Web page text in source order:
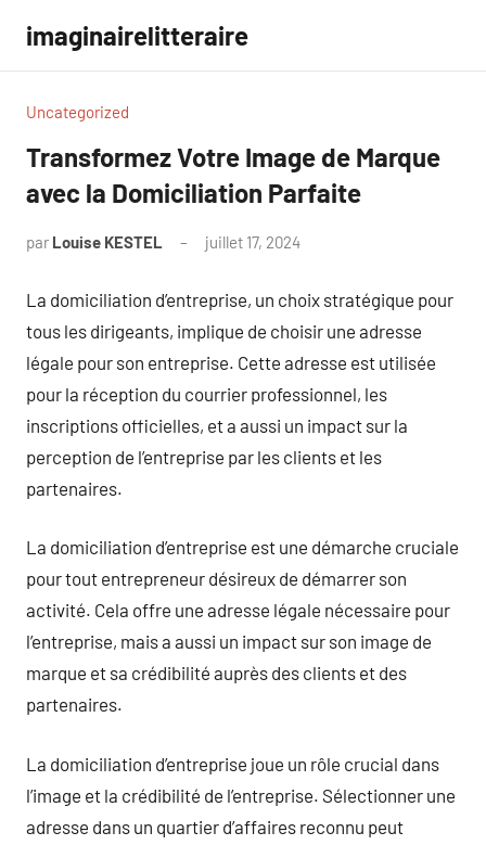
contenu
imaginairelitteraire
Uncategorized
Transformez Votre Image de Marque
avec la Domiciliation Parfaite
par Louise KESTEL juillet 17, 2024
La domiciliation d’entreprise, un choix stratégique pour
tous les dirigeants, implique de choisir une adresse
légale pour son entreprise. Cette adresse est utilisée
pour la réception du courrier professionnel, les
inscriptions officielles, et a aussi un impact sur la
perception de l’entreprise par les clients et les
partenaires.
La domiciliation d’entreprise est une démarche cruciale
pour tout entrepreneur désireux de démarrer son
activité. Cela offre une adresse légale nécessaire pour
l’entreprise, mais a aussi un impact sur son image de
marque et sa crédibilité auprès des clients et des
partenaires.
La domiciliation d’entreprise joue un rôle crucial dans
l’image et la crédibilité de l’entreprise. Sélectionner une
adresse dans un quartier d’affaires reconnu peut